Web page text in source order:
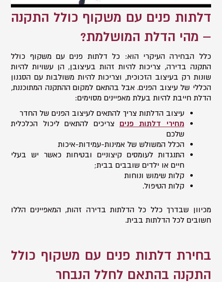
דלתות פנים עם משקוף כולל התקנה
– מהי הדלת המושלמת?
כלל הבחירה העיקרי הוא: כל דלתות פנים עם משקוף כולל
התקנה בדירה, צריכות להיות זהות בעיצובן, הן עשויות להיות
שונות רק בעיצוב הזכוכית, וצריכות להיות משולבות עם הסגנון
הכללי של עיצוב הפנים. אבל בהתאם למקום ההתקנה המתוכננת,
הדלת חייבת להיות בעלת מאפיינים מסוימים:
עיצוב הדלתות צריך להתאים לעיצוב הפנים של החדר
מחירי דלתות פנים צריכים להתאים ליכול הכלכלית
שלכם
הכלל המשולש של אמינות-עמידות-איכות
התנגדות לעומסים קיצוניים ובטיחות כאשר יש בעלי
חיים או ילדים שובבים בבית;
קלות שימוש ונוחות
קלות הטיפול.
מכיוון שבדרך כלל כל הדלתות בדירה זהות, המאפיינים הללו
חשובים לכל הדלתות בבית.
בחירת דלתות פנים עם משקוף כולל
התקנה בהתאם לחלל הנבחר